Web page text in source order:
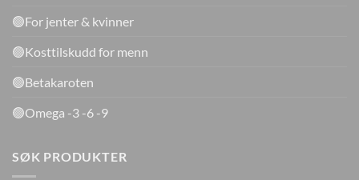
🟢For jenter & kvinner
🟢Kosttilskudd for menn
🟢Betakaroten
🟢Omega -3 -6 -9
SØK PRODUKTER